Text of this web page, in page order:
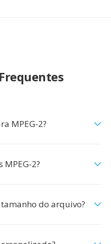
MPEG-2?
2?
do arquivo?